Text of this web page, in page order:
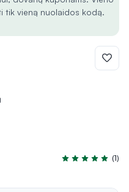
Įvertinimas 5.0
(1)
tik vieną nuolaidos kodą.